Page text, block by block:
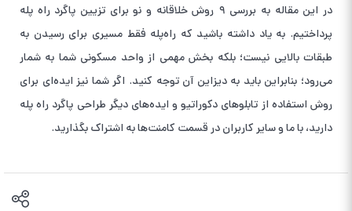
در این مقاله به بررسی ۹ روش خلاقانه و نو برای تزیین پاگرد راه پله
پرداختیم. به یاد داشته باشید که راه‌پله فقط مسیری برای رسیدن به
طبقات بالایی نیست؛ بلکه بخش مهمی از واحد مسکونی شما به شمار
می‌رود؛ بنابراین باید به دیزاین آن توجه کنید. اگر شما نیز ایده‌ای برای
روش استفاده از تابلوهای دکوراتیو و ایده‌های دیگر طراحی پاگرد راه پله
دارید، با ما و سایر کاربران در قسمت کامنت‌ها به اشتراک بگذارید.